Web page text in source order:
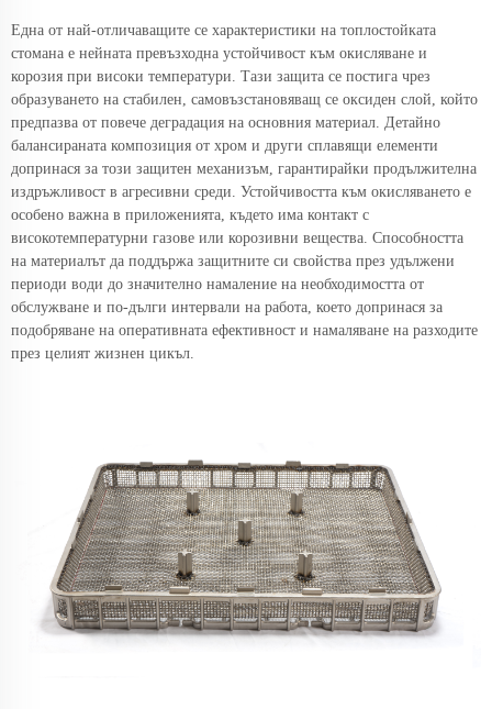
Една от най-отличаващите се характеристики на топлостойката
стомана е нейната превъзходна устойчивост към окисляване и
корозия при високи температури. Тази защита се постига чрез
образуването на стабилен, самовъзстановяващ се оксиден слой, който
предпазва от повече деградация на основния материал. Детайно
балансираната композиция от хром и други сплавящи елементи
допринася за този защитен механизъм, гарантирайки продължителна
издръжливост в агресивни среди. Устойчивостта към окисляването е
особено важна в приложенията, където има контакт с
високотемпературни газове или корозивни вещества. Способността
на материалът да поддържа защитните си свойства през удължени
периоди води до значително намаление на необходимостта от
обслужване и по-дълги интервали на работа, което допринася за
подобряване на оперативната ефективност и намаляване на разходите
през целият жизнен цикъл.